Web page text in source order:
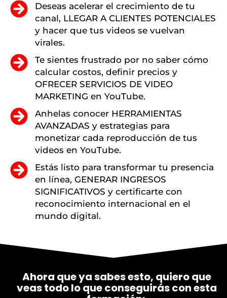
Deseas acelerar el crecimiento de tu
canal, LLEGAR A CLIENTES POTENCIALES
y hacer que tus videos se vuelvan
virales.
Te sientes frustrado por no saber cómo
calcular costos, definir precios y
OFRECER SERVICIOS DE VIDEO
MARKETING en YouTube.
Anhelas conocer HERRAMIENTAS
AVANZADAS y estrategias para
monetizar cada reproducción de tus
videos en YouTube.
Estás listo para transformar tu presencia
en línea, GENERAR INGRESOS
SIGNIFICATIVOS y certificarte con
reconocimiento internacional en el
mundo digital.
Ahora que ya sabes esto, quiero que
veas todo lo que conseguirás con esta